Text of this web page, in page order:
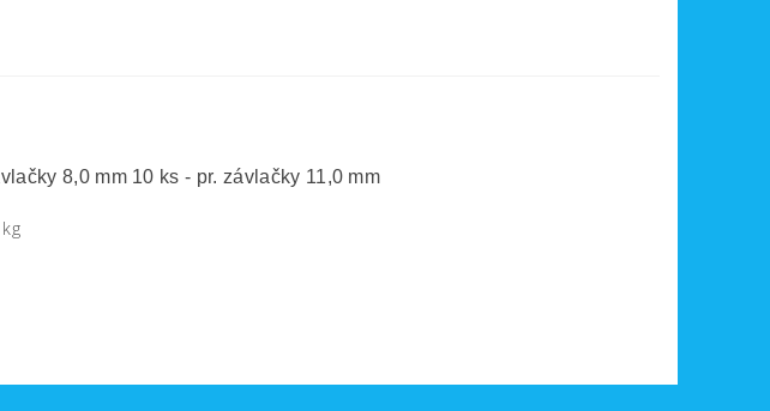
8,0 mm 10 ks - pr. závlačky 11,0 mm